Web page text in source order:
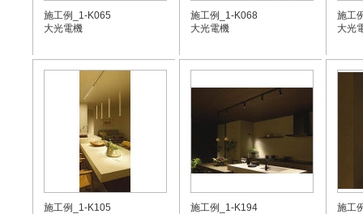
施工例_1-K065
大光電機
施工例_1-K068
大光電機
施工
大光
施工例_1-K105
施工例_1-K194
施工